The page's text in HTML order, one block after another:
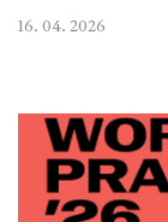
16. 04. 2026